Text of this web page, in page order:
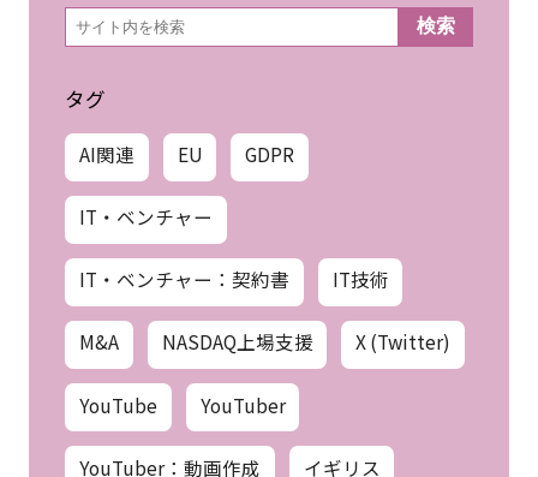
検
索 検索
タグ
AI関連 EU GDPR
IT・ベンチャー
IT・ベンチャー：契約書 IT技術
M&A NASDAQ上場支援 X (Twitter)
YouTube YouTuber
YouTuber：動画作成 イギリス